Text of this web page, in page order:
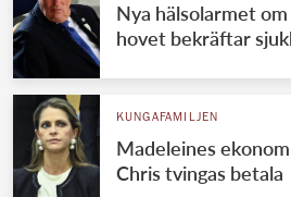
Nya hälsolarmet
hovet bekräftar
KUNGAFAMILJEN
Madeleines
Chris tvingas betala